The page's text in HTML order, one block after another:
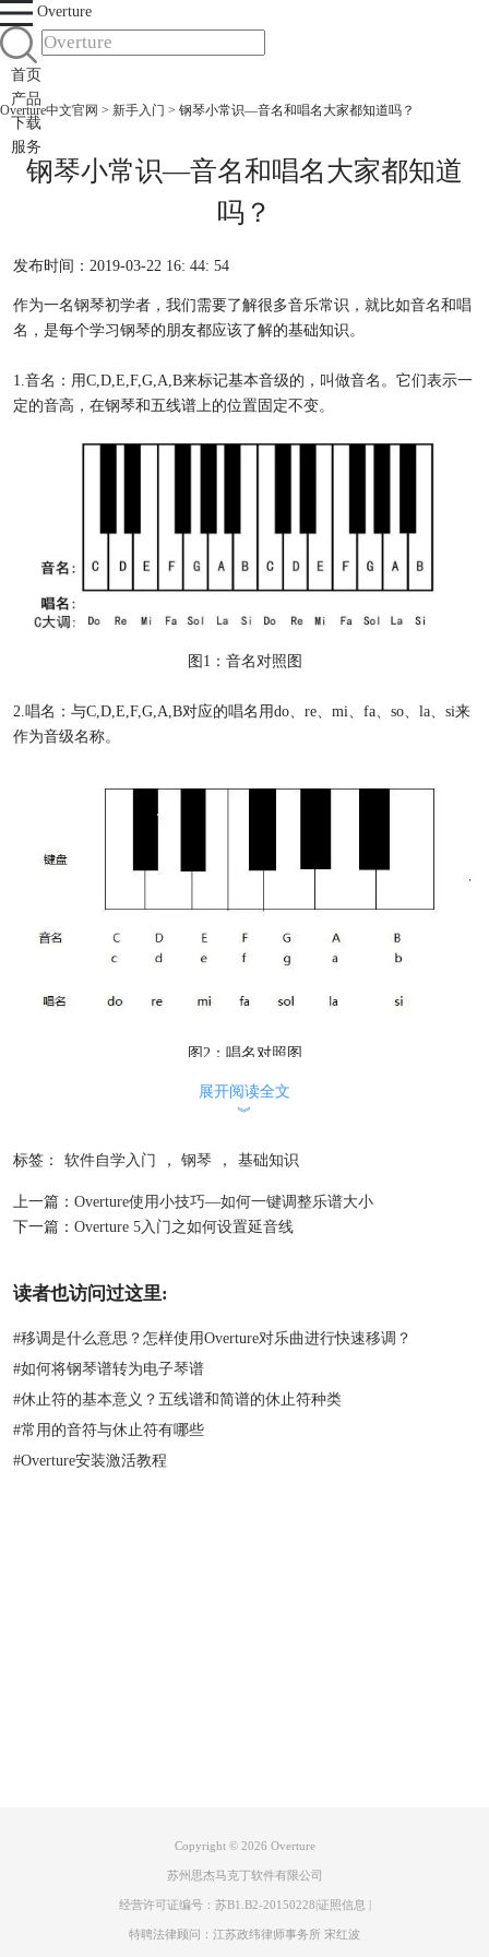
Overture
首页
产品
下载
服务
Overture中文官网 > 新手入门 > 钢琴小常识—音名和唱名大家都知道吗？
钢琴小常识—音名和唱名大家都知道
吗？
发布时间：2019-03-22 16: 44: 54
作为一名钢琴初学者，我们需要了解很多音乐常识，就比如音名和唱
名，是每个学习钢琴的朋友都应该了解的基础知识。
1.音名：用C,D,E,F,G,A,B来标记基本音级的，叫做音名。它们表示一
定的音高，在钢琴和五线谱上的位置固定不变。
图1：音名对照图
2.唱名：与C,D,E,F,G,A,B对应的唱名用do、re、mi、fa、so、la、si来
作为音级名称。
图2：唱名对照图
现在市面上常见的钢琴一般都是88个琴键，36个黑键，52个白键。每
黑键填充白键之间的半音，每组的12个琴键，相邻之间音程距离都相
展开阅读全文
︾
标签： 软件自学入门 ， 钢琴 ， 基础知识
上一篇： Overture使用小技巧—如何一键调整乐谱大小
下一篇： Overture 5入门之如何设置延音线
读者也访问过这里:
#移调是什么意思？怎样使用Overture对乐曲进行快速移调？
#如何将钢琴谱转为电子琴谱
#休止符的基本意义？五线谱和简谱的休止符种类
#常用的音符与休止符有哪些
#Overture安装激活教程
Copyright © 2026 Overture
苏州思杰马克丁软件有限公司
经营许可证编号：苏B1.B2-20150228 证照信息
特聘法律顾问：江苏政纬律师事务所 宋红波